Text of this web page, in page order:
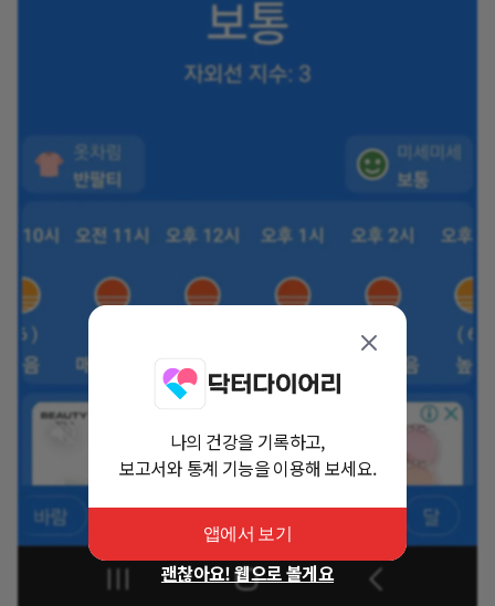
나의 건강을 기록하고,
보고서와 통계 기능을 이용해 보세요.
앱에서 보기
괜찮아요! 웹으로 볼게요